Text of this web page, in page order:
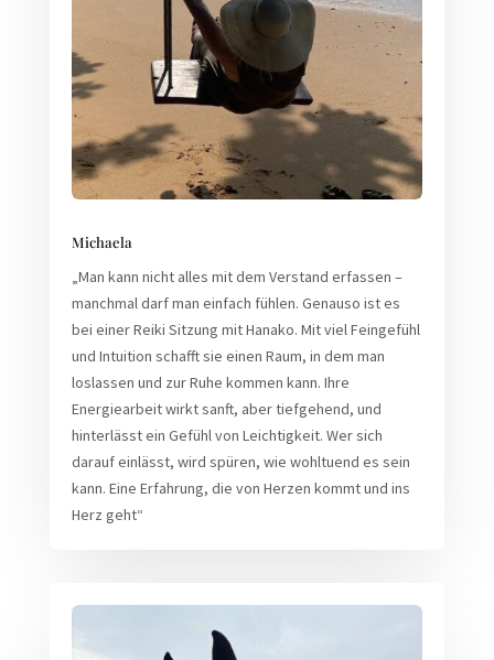
Michaela
„Man kann nicht alles mit dem Verstand erfassen –
manchmal darf man einfach fühlen. Genauso ist es
bei einer Reiki Sitzung mit Hanako. Mit viel Feingefühl
und Intuition schafft sie einen Raum, in dem man
loslassen und zur Ruhe kommen kann. Ihre
Energiearbeit wirkt sanft, aber tiefgehend, und
hinterlässt ein Gefühl von Leichtigkeit. Wer sich
darauf einlässt, wird spüren, wie wohltuend es sein
kann. Eine Erfahrung, die von Herzen kommt und ins
Herz geht“